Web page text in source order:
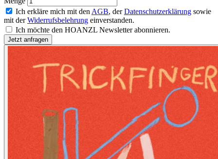
Ich erkläre mich mit den AGB, derDatenschutzerklärung sowie
mit derWiderrufsbelehrung einverstanden.
Ich möchte den HOANZL Newsletter abonnieren.